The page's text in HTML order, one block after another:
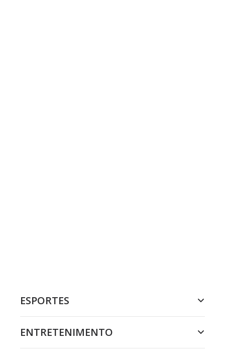
ESPORTES
ENTRETENIMENTO